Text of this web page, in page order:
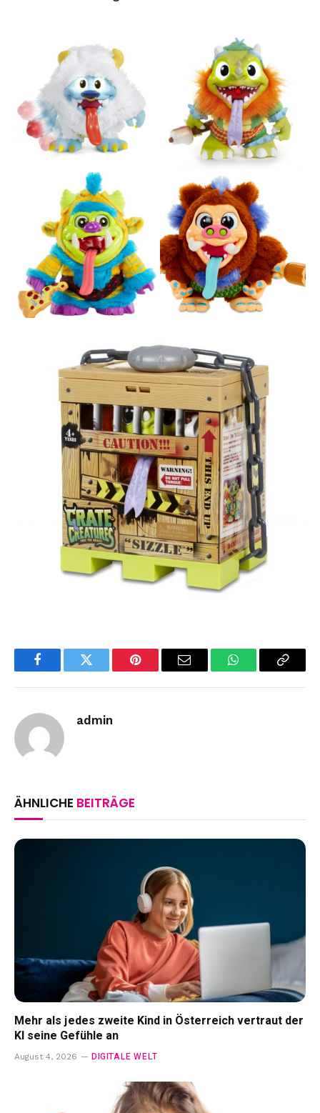
FacebookTwitter Pinterest Email WhatsAppCopy
admin
ÄHNLICHE BEITRÄGE
Mehr als jedes zweite Kind in Österreich vertraut der
KI seine Gefühle an
August 4, 2026 DIGITALE WELT